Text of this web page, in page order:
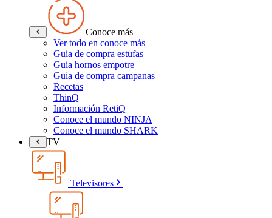
Conoce más
Ver todo en conoce más
Guia de compra estufas
Guia hornos empotre
Guia de compra campanas
Recetas
ThinQ
Información RetiQ
Conoce el mundo NINJA
Conoce el mundo SHARK
TV
Televisores